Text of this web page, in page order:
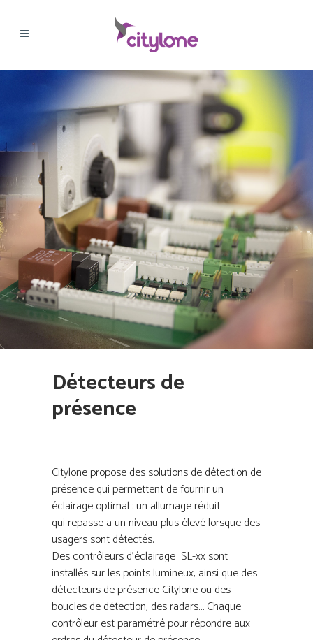
Détecteurs de
présence
Citylone propose des solutions de détection de
présence qui permettent de fournir un
éclairage optimal : un allumage réduit
qui repasse a un niveau plus élevé lorsque des
usagers sont détectés.
Des contrôleurs d’éclairage SL-xx sont
installés sur les points lumineux, ainsi que des
détecteurs de présence Citylone ou des
boucles de détection, des radars… Chaque
contrôleur est paramétré pour répondre aux